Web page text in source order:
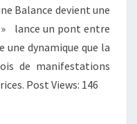
Balance devient une
» lance un pont entre
dynamique que la
de manifestations
Post Views: 146